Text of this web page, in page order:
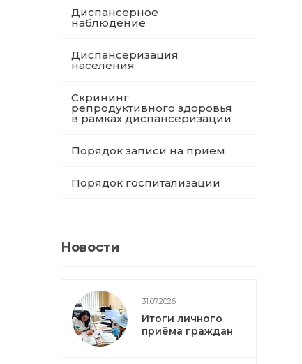
Диспансерное
наблюдение
Диспансеризация
населения
Скрининг
репродуктивного здоровья
в рамках диспансеризации
Порядок записи на прием
Порядок госпитализации
Новости
31.07.2026
Итоги личного
приёма граждан